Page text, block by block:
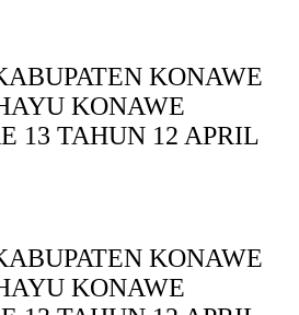
KONAWE
KONAWE
13 TAHUN 12 APRIL
KONAWE
KONAWE